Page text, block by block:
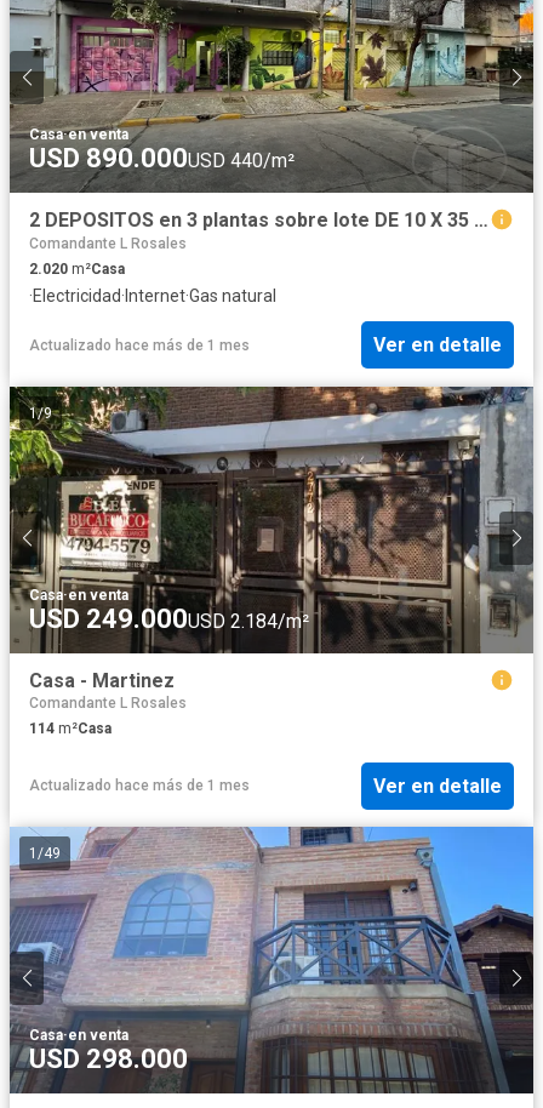
Casa·en venta
USD 890.000USD 440/m²
2 DEPOSITOS en 3 plantas sobre lote DE 10 X 35 EN VENTA ZONA INDUSTRIAL
Comandante L Rosales
2.020 m²Casa
·Electricidad· Internet·Gas natural
Actualizado hace más de 1 mes Ver en detalle
1/9
Casa·en venta
USD 249.000USD 2.184/m²
Casa - Martinez
Comandante L Rosales
114 m²Casa
Actualizado hace más de 1 mes Ver en detalle
1 /49
Casa·en venta
USD 298.000